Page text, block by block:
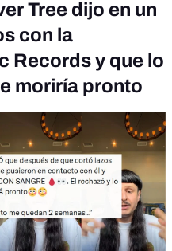
Tree dijo en un
con la
Records y que lo
moriría pronto